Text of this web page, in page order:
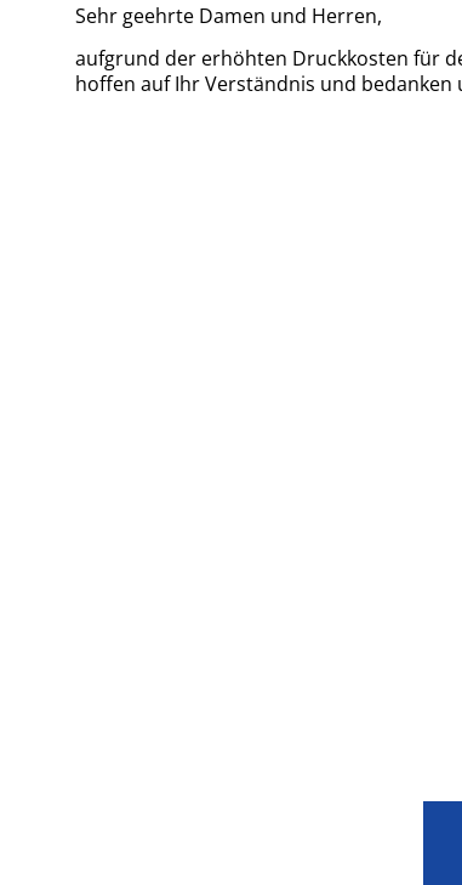
Sehr geehrte Damen und Herren,
aufgrund der erhöhten Druckkosten für
hoffen auf Ihr Verständnis und bedanken